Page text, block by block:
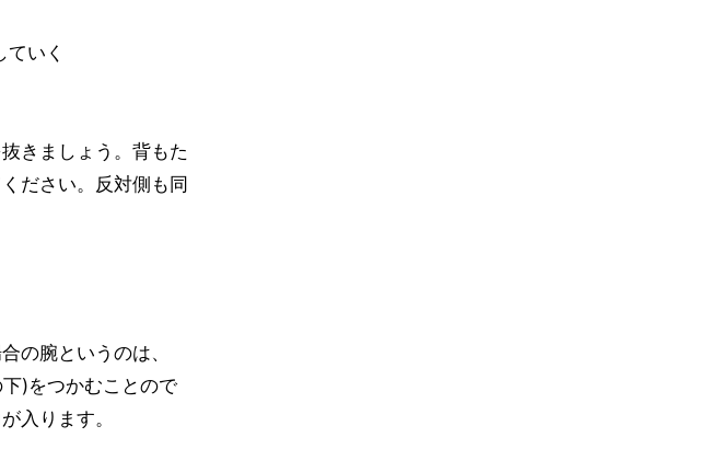
いく
きましょう。背もた
ださい。反対側も同
の腕というのは、
)をつかむことので
入ります。